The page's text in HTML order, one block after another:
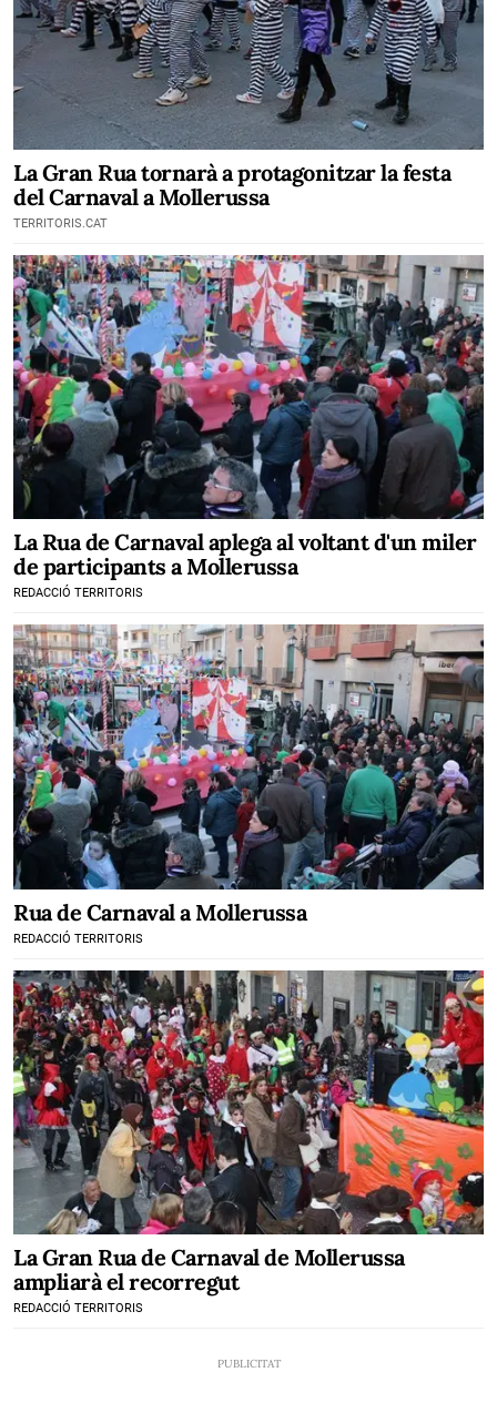
La Gran Rua tornarà a protagonitzar la festa
del Carnaval a Mollerussa
TERRITORIS.CAT
La Rua de Carnaval aplega al voltant d'un miler
de participants a Mollerussa
REDACCIÓ TERRITORIS
Rua de Carnaval a Mollerussa
REDACCIÓ TERRITORIS
La Gran Rua de Carnaval de Mollerussa
ampliarà el recorregut
REDACCIÓ TERRITORIS